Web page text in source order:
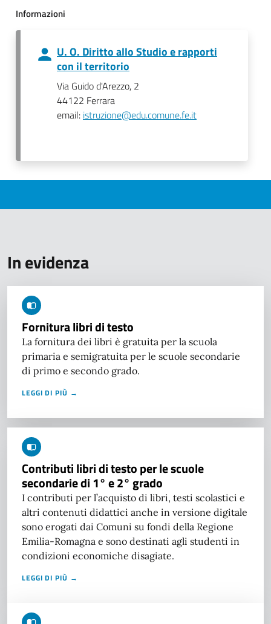
Informazioni
U. O. Diritto allo Studio e rapporti
con il territorio
Via Guido d'Arezzo, 2
44122 Ferrara
email: istruzione@edu.comune.fe.it
In evidenza
Fornitura libri di testo
La fornitura dei libri è gratuita per la scuola
primaria e semigratuita per le scuole secondarie
di primo e secondo grado.
LEGGI DI PIÙ →
Contributi libri di testo per le scuole
secondarie di 1° e 2° grado
I contributi per l’acquisto di libri, testi scolastici e
altri contenuti didattici anche in versione digitale
sono erogati dai Comuni su fondi della Regione
Emilia-Romagna e sono destinati agli studenti in
condizioni economiche disagiate.
LEGGI DI PIÙ →